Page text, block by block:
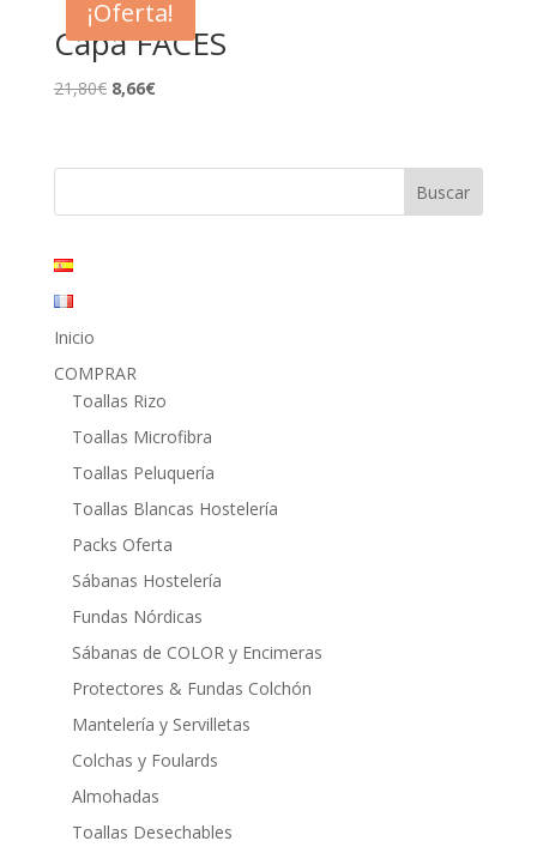
15,40€.8,45€.
¡Oferta!
Capa FACES
21,80€ El
era:
8,66€El
es:
Inicio
COMPRAR
Toallas Rizo
Toallas Microfibra
Toallas Peluquería
Toallas Blancas Hostelería
Packs Oferta
Sábanas Hostelería
Fundas Nórdicas
Sábanas de COLOR y Encimeras
Protectores & Fundas Colchón
Mantelería y Servilletas
Colchas y Foulards
Almohadas
Toallas Desechables